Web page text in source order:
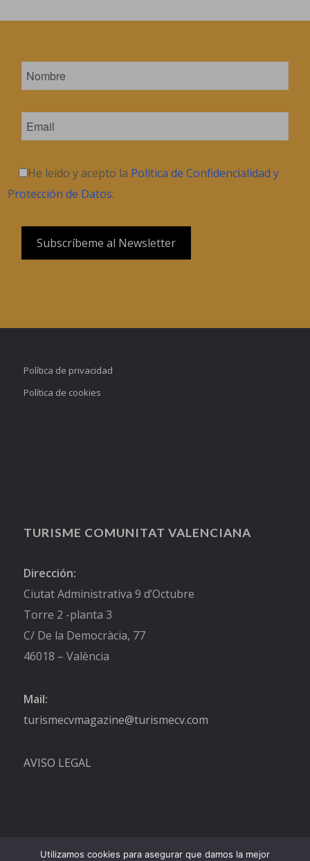
He leído y acepto la Política de Confidencialidad y
Protección de Datos.
Política de privacidad
Política de cookies
TURISME COMUNITAT VALENCIANA
Dirección:
Ciutat Administrativa 9 d’Octubre
Torre 2 -planta 3
C/ De la Democràcia, 77
46018 – València
Mail:
turismecvmagazine@turismecv.com
AVISO LEGAL
Utilizamos cookies para asegurar que damos la mejor